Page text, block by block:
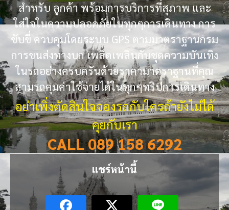
สำหรับ ลูกค้า พร้อมการบริการที่สุภาพ และ
ใส่ใจในความปลอดภัยในทุกๆการเดินทาง การ
ขับขี่ ควบคุมโดยระบบ GPS ตามมาตราฐานกรม
การขนส่งทางบก เพลิดเพลินกับชุดความบันเทิง
ในรถอย่างครบครันด้วยราคามาตราฐานที่คุณ
สามรถคุมค่าใช้จ่ายได้ในทุกๆทริปการเดินทาง
อย่าเพิ่งตัดสินใจจองรถกับใครถ้ายังไม่ได้
คุยกับเรา
CALL 089 158 6292
แชร์หน้านี้